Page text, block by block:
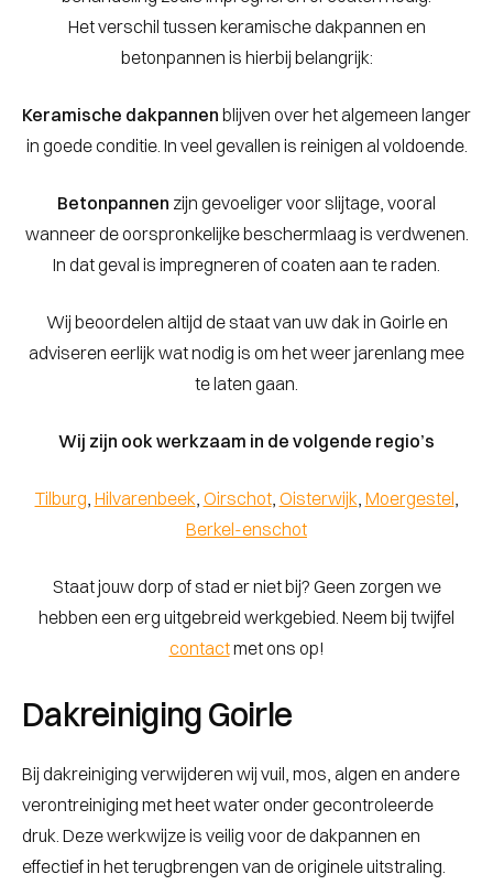
Het verschil tussen keramische dakpannen en
betonpannen is hierbij belangrijk:
Keramische dakpannen blijven over het algemeen langer
in goede conditie. In veel gevallen is reinigen al voldoende.
Betonpannen zijn gevoeliger voor slijtage, vooral
wanneer de oorspronkelijke beschermlaag is verdwenen.
In dat geval is impregneren of coaten aan te raden.
Wij beoordelen altijd de staat van uw dak in Goirle en
adviseren eerlijk wat nodig is om het weer jarenlang mee
te laten gaan.
Wij zijn ook werkzaam in de volgende regio’s
Tilburg, Hilvarenbeek, Oirschot, Oisterwijk, Moergestel,
Berkel-enschot
Staat jouw dorp of stad er niet bij? Geen zorgen we
hebben een erg uitgebreid werkgebied. Neem bij twijfel
contactmet ons op!
Dakreiniging Goirle
Bij dakreiniging verwijderen wij vuil, mos, algen en andere
verontreiniging met heet water onder gecontroleerde
druk. Deze werkwijze is veilig voor de dakpannen en
effectief in het terugbrengen van de originele uitstraling.